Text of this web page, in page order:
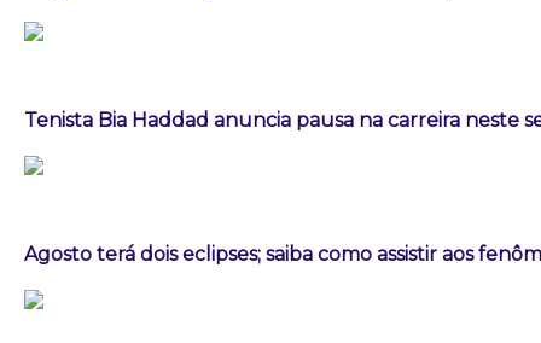
Tenista Bia Haddad anuncia pausa na carreira neste
Agosto terá dois eclipses; saiba como assistir aos